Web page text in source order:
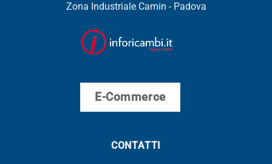
Zona Industriale Camin - Padova
E-Commerce
CONTATTI